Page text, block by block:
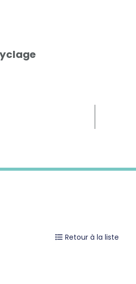
Retour à la liste